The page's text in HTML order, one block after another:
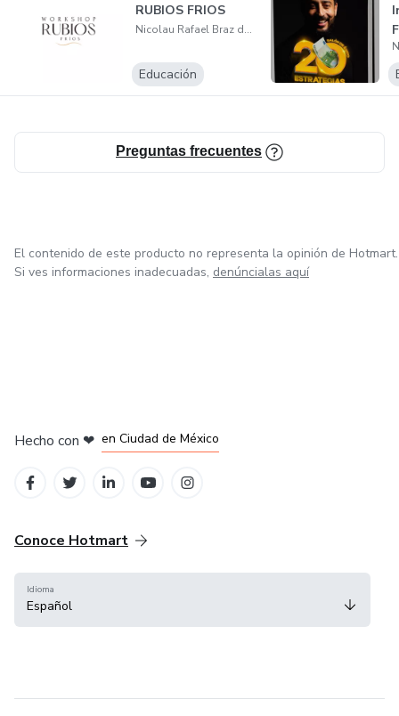
RUBIOS FRIOS
Nicolau Rafael Braz de Freitas
Educación
Preguntas frecuentes
El contenido de este producto no representa la opinión de Hotmart.
Si ves informaciones inadecuadas, denúncialas aquí
Hecho con ❤ en Ciudad de México
Conoce Hotmart
Idioma
Español